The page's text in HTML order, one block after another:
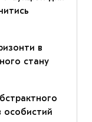
в
стану
особистий